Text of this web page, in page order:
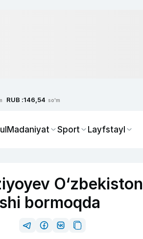
RUB :146,54 so'm
Madaniyat Sport Layfstayl
O‘zbekiston
bormoqda